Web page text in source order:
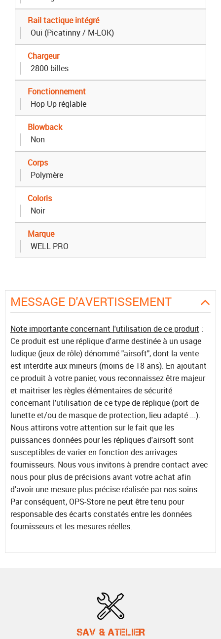
Rail tactique intégré
Oui (Picatinny / M-LOK)
Chargeur
2800 billes
Fonctionnement
Hop Up réglable
Blowback
Non
Corps
Polymère
Coloris
Noir
Marque
WELL PRO
MESSAGE D'AVERTISSEMENT
Note importante concernant l'utilisation de ce produit :
Ce produit est une réplique d'arme destinée à un usage
ludique (jeux de rôle) dénommé "airsoft", dont la vente
est interdite aux mineurs (moins de 18 ans). En ajoutant
ce produit à votre panier, vous reconnaissez être majeur
et maitriser les règles élémentaires de sécurité
concernant l'utilisation de ce type de réplique (port de
lunette et/ou de masque de protection, lieu adapté ...).
Nous attirons votre attention sur le fait que les
puissances données pour les répliques d'airsoft sont
susceptibles de varier en fonction des arrivages
fournisseurs. Nous vous invitons à prendre contact avec
nous pour plus de précisions avant votre achat afin
d'avoir une mesure plus précise réalisée par nos soins.
Par conséquent, OPS-Store ne peut être tenu pour
responsable des écarts constatés entre les données
fournisseurs et les mesures réelles.
SAV & ATELIER